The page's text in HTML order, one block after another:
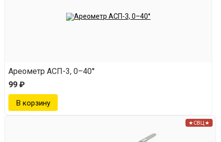
Ареометр АСП-3, 0–40°
99 ₽
★СВЦ★